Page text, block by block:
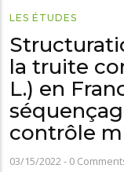
LES ÉTUDES
la truite
L.) en
contrôle
03/15/2022- 0